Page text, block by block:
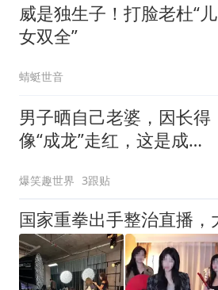
威是独生子！打脸老杜“儿
女双全”
蜻蜓世音
男子晒自己老婆，因长得
像“成龙”走红，这是成龙
爆笑趣世界 3跟贴